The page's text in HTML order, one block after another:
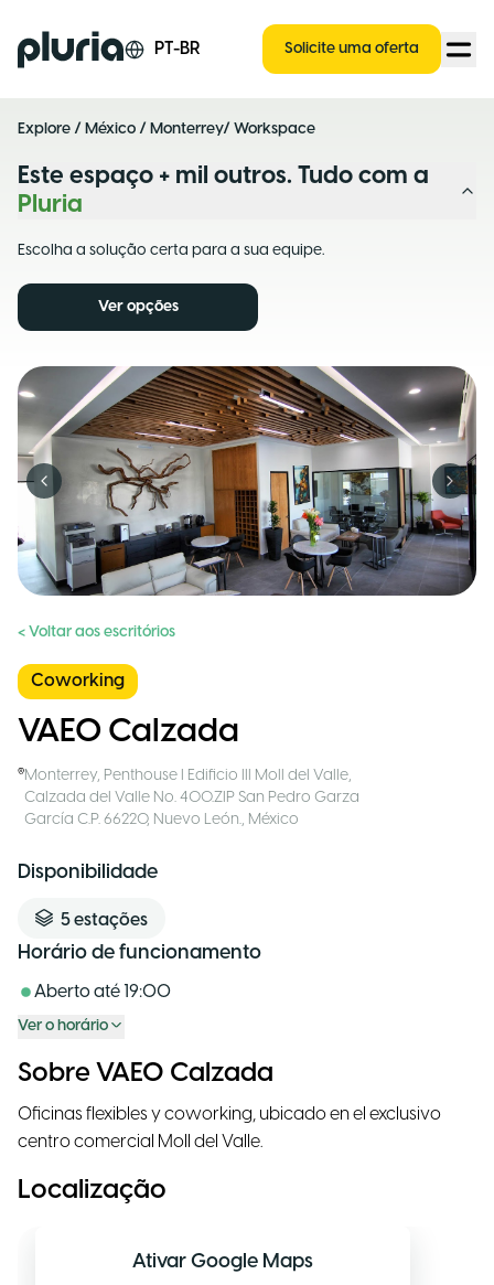
Logo Pluria PT-BR Solicite uma oferta
Explore / México / Monterrey/ Workspace
Este espaço + mil outros. Tudo com a
Pluria
Escolha a solução certa para a sua equipe.
Ver opções
Previous slide Next
< Voltar aos escritórios
Coworking
VAEO Calzada
Monterrey, Penthouse I Edificio III Moll del Valle,
Calzada del Valle No. 400.ZIP San Pedro Garza
García C.P. 66220, Nuevo León., México
Disponibilidade
5estações
Horário de funcionamento
Aberto até 19:00
Ver o horário
Sobre VAEO Calzada
Oficinas flexibles y coworking, ubicado en el exclusivo
centro comercial Moll del Valle.
Localização
Ativar Google Maps